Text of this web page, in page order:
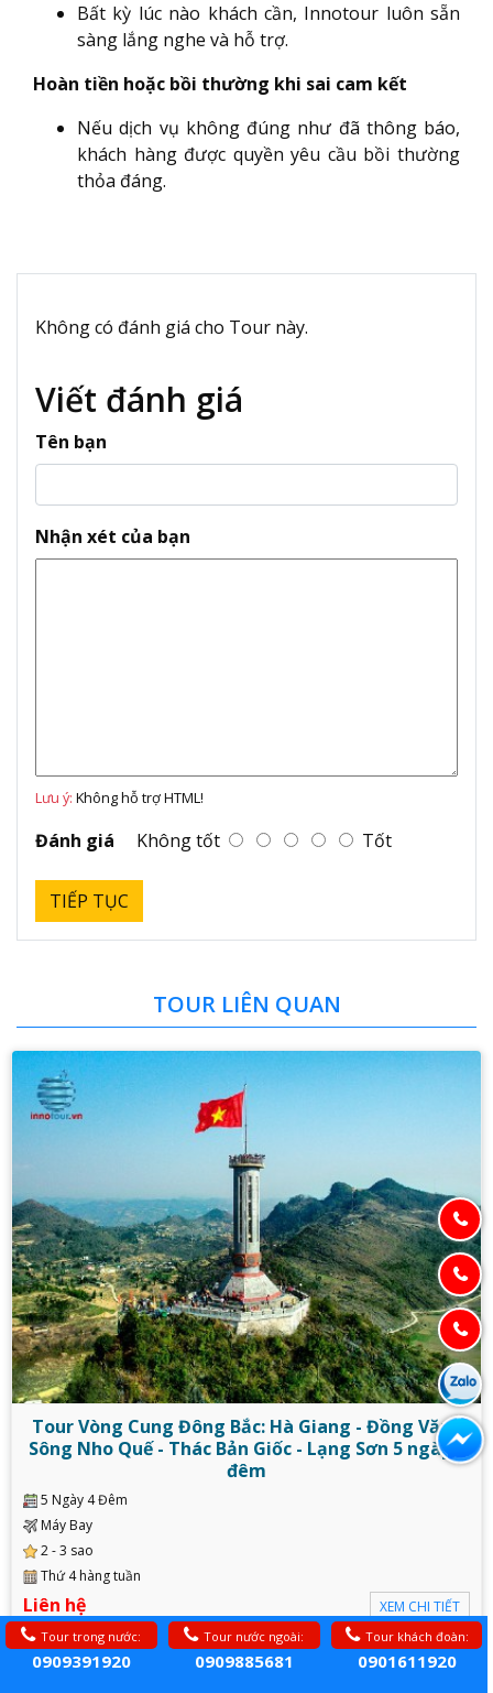
Bất kỳ lúc nào khách cần, Innotour luôn sẵn
sàng lắng nghe và hỗ trợ.
Hoàn tiền hoặc bồi thường khi sai cam kết
Nếu dịch vụ không đúng như đã thông báo,
khách hàng được quyền yêu cầu bồi thường
thỏa đáng.
Không có đánh giá cho Tour này.
Viết đánh giá
Tên bạn
Nhận xét của bạn
Lưu ý: Không hỗ trợ HTML!
Đánh giá Không tốt Tốt
TIẾP TỤC
TOUR LIÊN QUAN
Tour Vòng Cung Đông Bắc: Hà Giang - Đồng Văn -
Sông Nho Quế - Thác Bản Giốc - Lạng Sơn 5 ngày 4
đêm
5 Ngày 4 Đêm
Máy Bay
2 - 3 sao
Thứ 4 hàng tuần
Liên hệ XEM CHI TIẾT
Tour trong nước:
0909391920
Tour nước ngoài:
0909885681
Tour khách đoàn:
0901611920